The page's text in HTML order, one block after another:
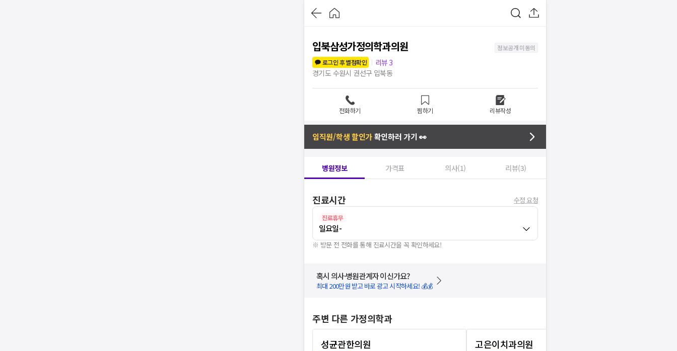
입북삼성가정의학과의원
정보공개 미동의
로그인 후 별점확인
리뷰 3
경기도 수원시 권선구 입북동
전화하기 찜하기 리뷰작성
임직원/학생 할인가확인하러 가기 👀
병원정보 가격표 의사(1) 리뷰(3)
진료시간 수정 요청
진료휴무
일요일-
※ 방문 전 전화를 통해 진료시간을 꼭 확인하세요!
혹시 의사·병원관계자 이신가요?
최대 200만원 받고 바로 광고 시작하세요! 💰💰
주변 다른 가정의학과
성균관한의원
고은이치과의원